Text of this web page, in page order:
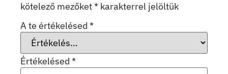
kötelező mezőket* karakterrel jelöltük
A te értékelésed *
Értékelésed *